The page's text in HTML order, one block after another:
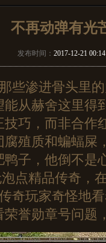
不再动弹有光
发布时间： 2017-12-21
些渗进骨头里
能从赫舍这里得
技巧，而非合作
腐殖质和蝙蝠屎
鸭子，他倒不是
点精品传奇，
奇玩家奇怪地
荣誉勋章号问题